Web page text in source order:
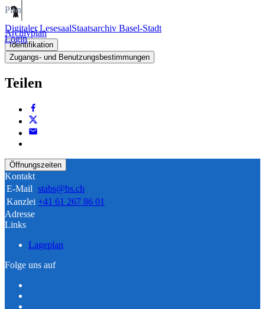
Digitaler LesesaalStaatsarchiv Basel-Stadt
Login
Plan
Archivplan
Identifikation
Zugangs- und Benutzungsbestimmungen
Teilen
Öffnungszeiten
Kontakt
E-Mail stabs@bs.ch
Kanzlei +41 61 267 86 01
Adresse
Links
Lageplan
Folge uns auf